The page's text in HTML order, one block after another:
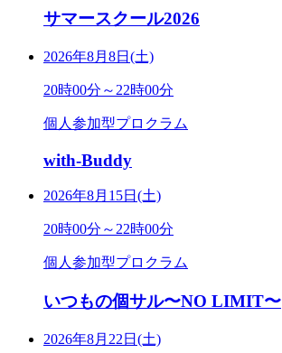
サマースクール2026
2026年8月8日(土)
20時00分～22時00分
個人参加型プロクラム
with-Buddy
2026年8月15日(土)
20時00分～22時00分
個人参加型プロクラム
いつもの個サル〜NO LIMIT〜
2026年8月22日(土)